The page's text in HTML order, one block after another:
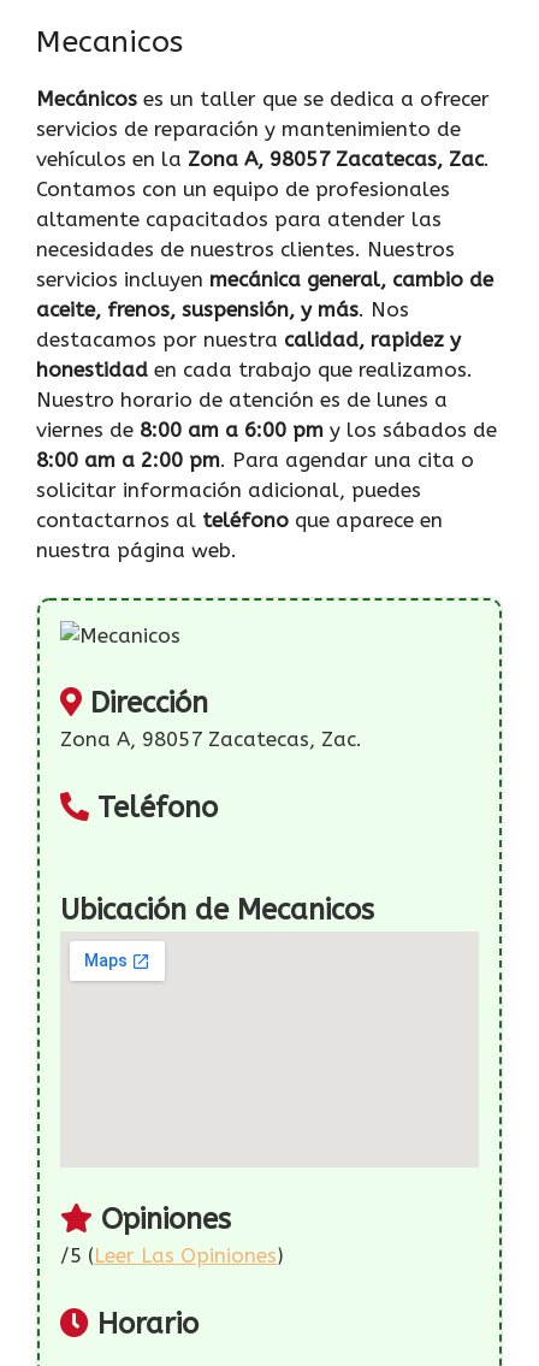
Mecanicos
Mecánicos es un taller que se dedica a ofrecer
servicios de reparación y mantenimiento de
vehículos en la Zona A, 98057 Zacatecas, Zac.
Contamos con un equipo de profesionales
altamente capacitados para atender las
necesidades de nuestros clientes. Nuestros
servicios incluyen mecánica general, cambio de
aceite, frenos, suspensión, y más. Nos
destacamos por nuestra calidad, rapidez y
honestidad en cada trabajo que realizamos.
Nuestro horario de atención es de lunes a
viernes de 8:00 am a 6:00 pm y los sábados de
8:00 am a 2:00 pm. Para agendar una cita o
solicitar información adicional, puedes
contactarnos al teléfono que aparece en
nuestra página web.
Dirección
Zona A, 98057 Zacatecas, Zac.
Teléfono
Ubicación de Mecanicos
Opiniones
/5 (Leer Las Opiniones)
Horario